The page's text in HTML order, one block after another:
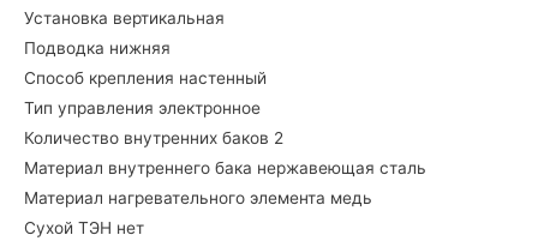
Установка вертикальная
Подводка нижняя
Способ крепления настенный
Тип управления электронное
Количество внутренних баков 2
Материал внутреннего бака нержавеющая сталь
Материал нагревательного элемента медь
Сухой ТЭН нет